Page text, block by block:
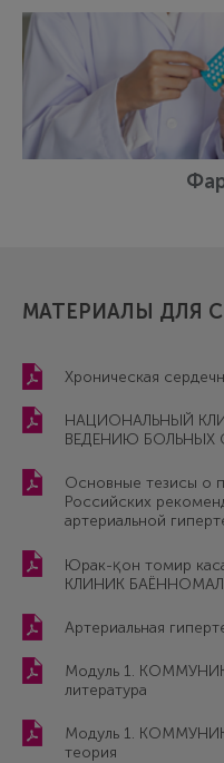
МАТЕРИАЛЫ ДЛЯ
Хроническая
НАЦИОНАЛЬНЫЙ
ВЕДЕНИЮ БОЛЬНЫХ
Основные тезисы о
Российских
артериальной
Юрак-қон томир
КЛИНИК
Артериальная
Модуль 1.
литература
Модуль 1.
теория